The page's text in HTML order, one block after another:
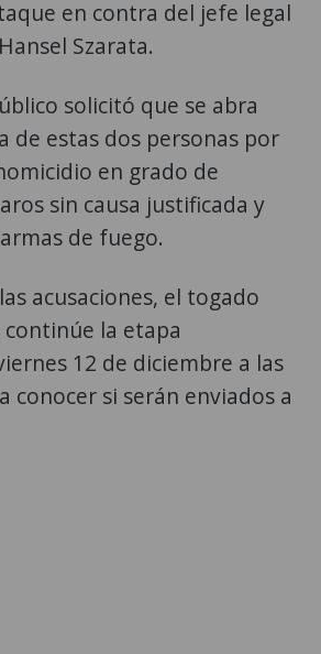
en contra del jefe legal
Szarata.
solicitó que se abra
de estas dos personas por
en grado de
sin causa justificada y
de fuego.
acusaciones, el togado
la etapa
12 de diciembre a las
conocer si serán enviados a